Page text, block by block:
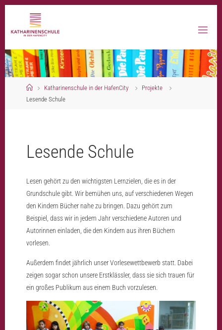
Skip
content
HomeKatharinenschule in der HafenCity
Projekte
Lesende Schule
Lesende Schule
Lesen gehört zu den wichtigsten Lernzielen, die es in der
Grundschule gibt. Wir bemühen uns, auf verschiedenen Wegen
den Kindern Bücher nahe zu bringen. Dazu gehört zum
Beispiel, dass wir in jedem Jahr verschiedene Autoren und
Autorinnen einladen, die den Kindern aus ihren Büchern
vorlesen.
Außerdem findet jährlich unser Vorlesewettbewerb statt. Dabei
zeigen sogar schon unsere Erstklässler, dass sie sich trauen für
ein großes Publikum aus einem Buch vorzulesen.